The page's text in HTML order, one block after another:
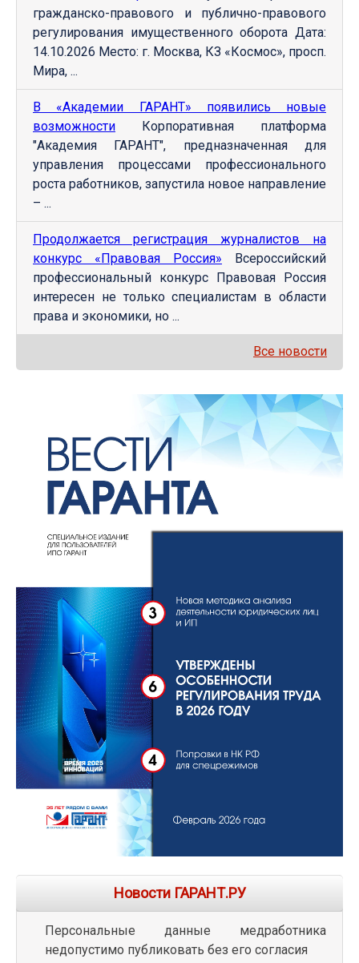
гражданско-правового и публично-правового
регулирования имущественного оборота Дата:
14.10.2026 Место: г. Москва, КЗ «Космос», просп.
Мира, ...
В «Академии ГАРАНТ» появились новые
возможности Корпоративная платформа
"Академия ГАРАНТ", предназначенная для
управления процессами профессионального
роста работников, запустила новое направление
– ...
Продолжается регистрация журналистов на
конкурс «Правовая Россия» Всероссийский
профессиональный конкурс Правовая Россия
интересен не только специалистам в области
права и экономики, но ...
Все новости
Новости ГАРАНТ.РУ
Персональные данные медработника
недопустимо публиковать без его согласия